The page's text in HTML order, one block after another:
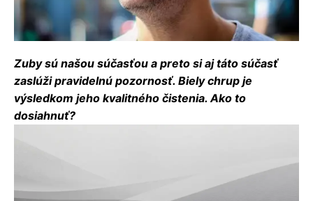
Zuby sú našou súčasťou a preto si aj táto súčasť
zaslúži pravidelnú pozornosť. Biely chrup je
výsledkom jeho kvalitného čistenia. Ako to
dosiahnuť?